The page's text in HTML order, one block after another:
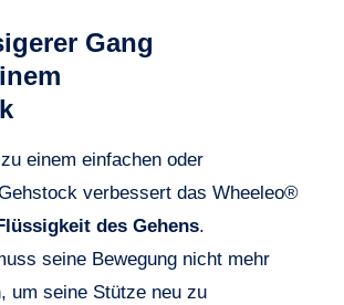
Gang
einem einfachen oder
verbessert das Wheeleo®
des Gehens.
seine Bewegung nicht mehr
um seine Stütze neu zu